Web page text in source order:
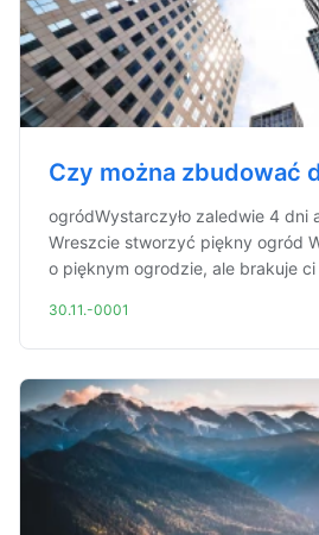
Czy można zbudować
ogródWystarczyło zaledwie 4 dni
Wreszcie stworzyć piękny ogród
o pięknym ogrodzie, ale brakuje
30.11.-0001